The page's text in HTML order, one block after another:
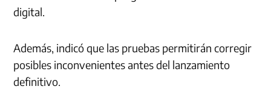
digital.
Además, indicó que las pruebas permitirán corregir
posibles inconvenientes antes del lanzamiento
definitivo.